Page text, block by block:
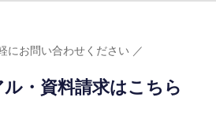
にお問い合わせください ／
・資料請求はこちら